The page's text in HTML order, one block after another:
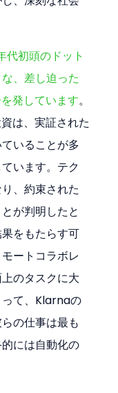
初頭のドット
、差し迫った
発しています。
は、実証された
いることが多
います。テク
、約束された
が判明したと
をもたらす可
ートコラボレ
のタスクに大
って、Klarnaの
の仕事は最も
には自動化の